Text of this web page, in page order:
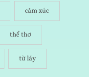
cảm xúc
thể thơ
từ láy